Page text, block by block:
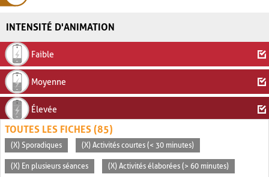
INTENSITÉ D'ANIMATION
Faible
Moyenne
Élevée
TOUTES LES FICHES (85)
(X) Sporadiques (X) Activités courtes (< 30 minutes)
(X) En plusieurs séances (X) Activités élaborées (> 60 minutes)